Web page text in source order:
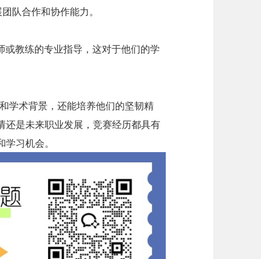
队合作和协作能力。
教练的专业指导，这对于他们的学
学术背景，还能培养他们的坚韧精
还是未来职业发展，竞赛经历都具有
习机会。